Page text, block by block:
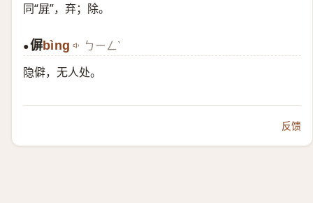
同“屏”，弃；除。
●偋bìng ㄅㄧㄥˋ
隐僻，无人处。
反馈